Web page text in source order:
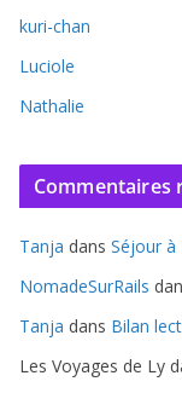
kuri-chan
Luciole
Nathalie
Commentaires
Tanja dans Séjour à
NomadeSurRails
Tanja dans Bilan
Les Voyages de Ly